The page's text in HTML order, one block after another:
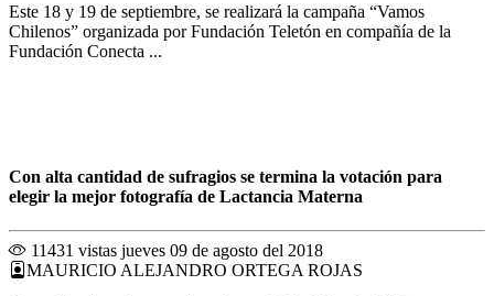
Este 18 y 19 de septiembre, se realizará la campaña “Vamos
Chilenos” organizada por Fundación Teletón en compañía de la
Fundación Conecta ...
Con alta cantidad de sufragios se termina la votación para
elegir la mejor fotografía de Lactancia Materna
11431 vistas jueves 09 de agosto del 2018
MAURICIO ALEJANDRO ORTEGA ROJAS